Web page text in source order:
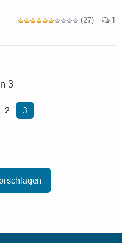
(27) 1
3
2 3